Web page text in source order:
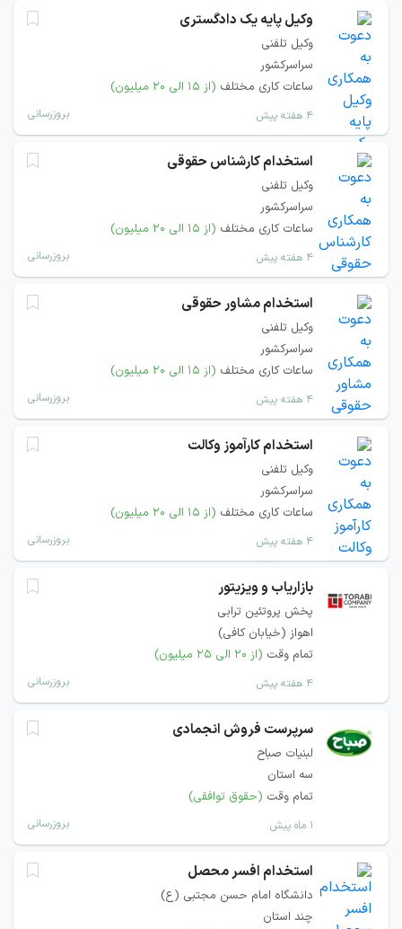
وکیل پایه یک دادگستری
وکیل تلفنی
سراسرکشور
ساعات کاری مختلف (از ۱۵ الی ۲۰ میلیون)
۴ هفته پیش بروزرسانی
استخدام کارشناس حقوقی
وکیل تلفنی
سراسرکشور
ساعات کاری مختلف (از ۱۵ الی ۲۰ میلیون)
۴ هفته پیش بروزرسانی
استخدام مشاور حقوقی
وکیل تلفنی
سراسرکشور
ساعات کاری مختلف (از ۱۵ الی ۲۰ میلیون)
۴ هفته پیش بروزرسانی
استخدام کارآموز وکالت
وکیل تلفنی
سراسرکشور
ساعات کاری مختلف (از ۱۵ الی ۲۰ میلیون)
۴ هفته پیش بروزرسانی
بازاریاب و ویزیتور
پخش پروتئین ترابی
اهواز (خيابان كافی)
تمام وقت (از ۲۰ الی ۲۵ میلیون)
۴ هفته پیش بروزرسانی
سرپرست فروش انجمادی
لبنیات صباح
سه استان
تمام وقت (حقوق توافقی)
۱ ماه پیش بروزرسانی
استخدام افسر محصل
دانشگاه امام حسن مجتبی (ع)
چند استان